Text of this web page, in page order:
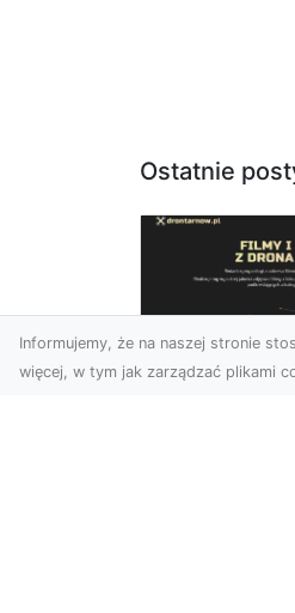
Ostatnie
Informujemy, że na naszej stronie
więcej, w tym jak zarządzać plikami